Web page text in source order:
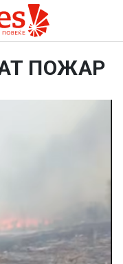
ПОЖАР